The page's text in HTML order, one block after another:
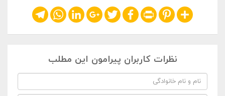
Share
Pinterest
Print
Facebook
Twitter
Google+
LinkedIn
WhatsApp
Telegram
نظرات کاربران پیرامون این مطلب